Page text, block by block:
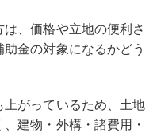
、価格や立地の便利さ
金の対象になるかどう
がっているため、土地
建物・外構・諸費用・